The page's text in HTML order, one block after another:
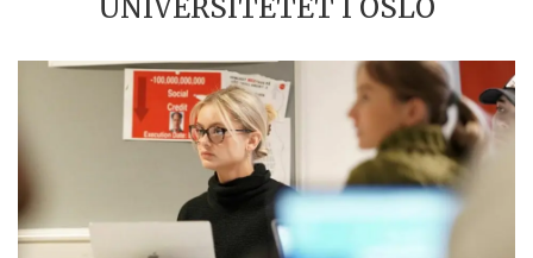
UNIVERSITETET I OSLO